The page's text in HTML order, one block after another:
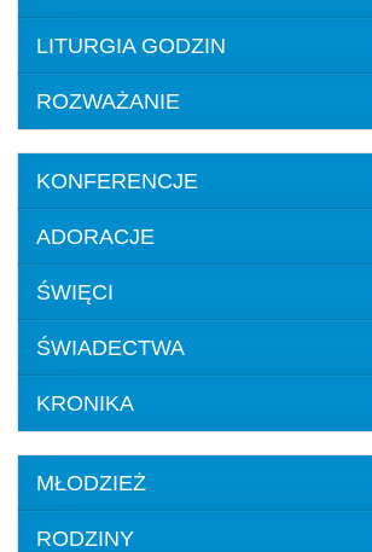
LITURGIA GODZIN
ROZWAŻANIE
KONFERENCJE
ADORACJE
ŚWIĘCI
ŚWIADECTWA
KRONIKA
MŁODZIEŻ
RODZINY